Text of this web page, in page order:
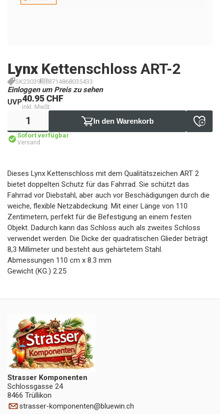
Lynx Kettenschloss ART-2
SK23039 8714868035433
Einloggen um Preis zu sehen
UVP40.95 CHF
inkl. MwSt.
In den Warenkorb
Sofort verfügbar
Versand
Dieses Lynx Kettenschloss mit dem Qualitätszeichen ART 2
bietet doppelten Schutz für das Fahrrad. Sie schützt das
Fahrrad vor Diebstahl, aber auch vor Beschädigungen durch die
weiche, flexible Netzabdeckung. Mit einer Länge von 110
Zentimetern, perfekt für die Befestigung an einem festen
Objekt. Dadurch kann das Schloss auch als zweites Schloss
verwendet werden. Die Dicke der quadratischen Glieder beträgt
8,3 Millimeter und besteht aus gehärtetem Stahl.
Abmessungen 110 cm x 8.3 mm
Gewicht (KG.) 2.25
Strasser Komponenten
Schlossgasse 24
8466 Trüllikon
strasser-komponenten@bluewin.ch